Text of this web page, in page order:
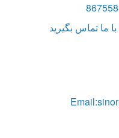
ما تماس بگیرید